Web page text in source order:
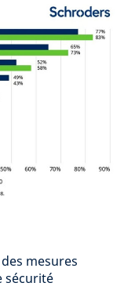
mesures
sécurité